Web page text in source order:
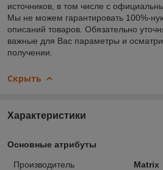
источников, в том числе с
Мы не можем гарантировать 100%-
описаний товаров. Обязательно
важные для Вас параметры и
получении.
Скрыть
Характеристики
Основные атрибуты
Производитель
Matrix